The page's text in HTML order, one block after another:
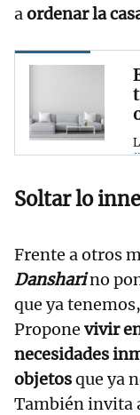
aordenar la
Soltar lo
Frente a otros
Dansharino
que ya
Propone vivir
necesidades
objetosque ya
También invita